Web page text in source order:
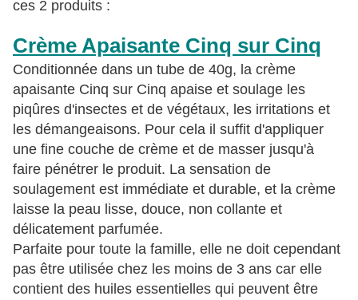
ces 2 produits :
Crème Apaisante Cinq sur Cinq
Conditionnée dans un tube de 40g, la crème
apaisante Cinq sur Cinq apaise et soulage les
piqûres d'insectes et de végétaux, les irritations et
les démangeaisons. Pour cela il suffit d'appliquer
une fine couche de crème et de masser jusqu'à
faire pénétrer le produit. La sensation de
soulagement est immédiate et durable, et la crème
laisse la peau lisse, douce, non collante et
délicatement parfumée.
Parfaite pour toute la famille, elle ne doit cependant
pas être utilisée chez les moins de 3 ans car elle
contient des huiles essentielles qui peuvent être